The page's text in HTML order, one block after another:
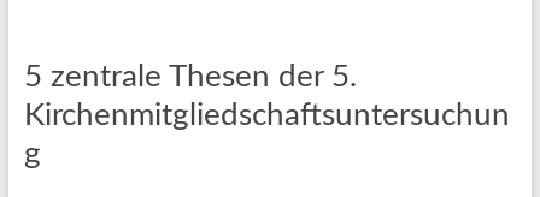
5 zentrale Thesen der 5.
Kirchenmitgliedschaftsuntersuchun
g